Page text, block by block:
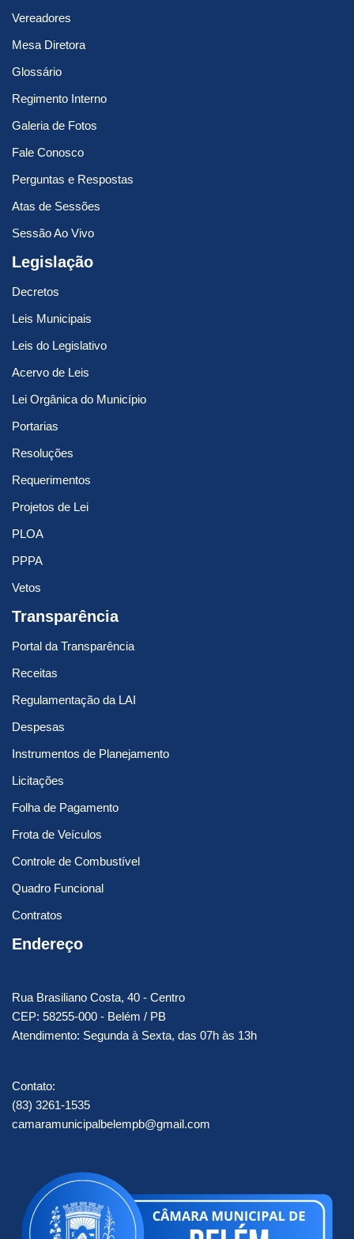
Vereadores
Mesa Diretora
Glossário
Regimento Interno
Galeria de Fotos
Fale Conosco
Perguntas e Respostas
Atas de Sessões
Sessão Ao Vivo
Legislação
Decretos
Leis Municipais
Leis do Legislativo
Acervo de Leis
Lei Orgânica do Município
Portarias
Resoluções
Requerimentos
Projetos de Lei
PLOA
PPPA
Vetos
Transparência
Portal da Transparência
Receitas
Regulamentação da LAI
Despesas
Instrumentos de Planejamento
Licitações
Folha de Pagamento
Frota de Veículos
Controle de Combustível
Quadro Funcional
Contratos
Endereço
Rua Brasiliano Costa, 40 - Centro
CEP: 58255-000 - Belém / PB
Atendimento: Segunda à Sexta, das 07h às 13h
Contato:
(83) 3261-1535
camaramunicipalbelempb@gmail.com